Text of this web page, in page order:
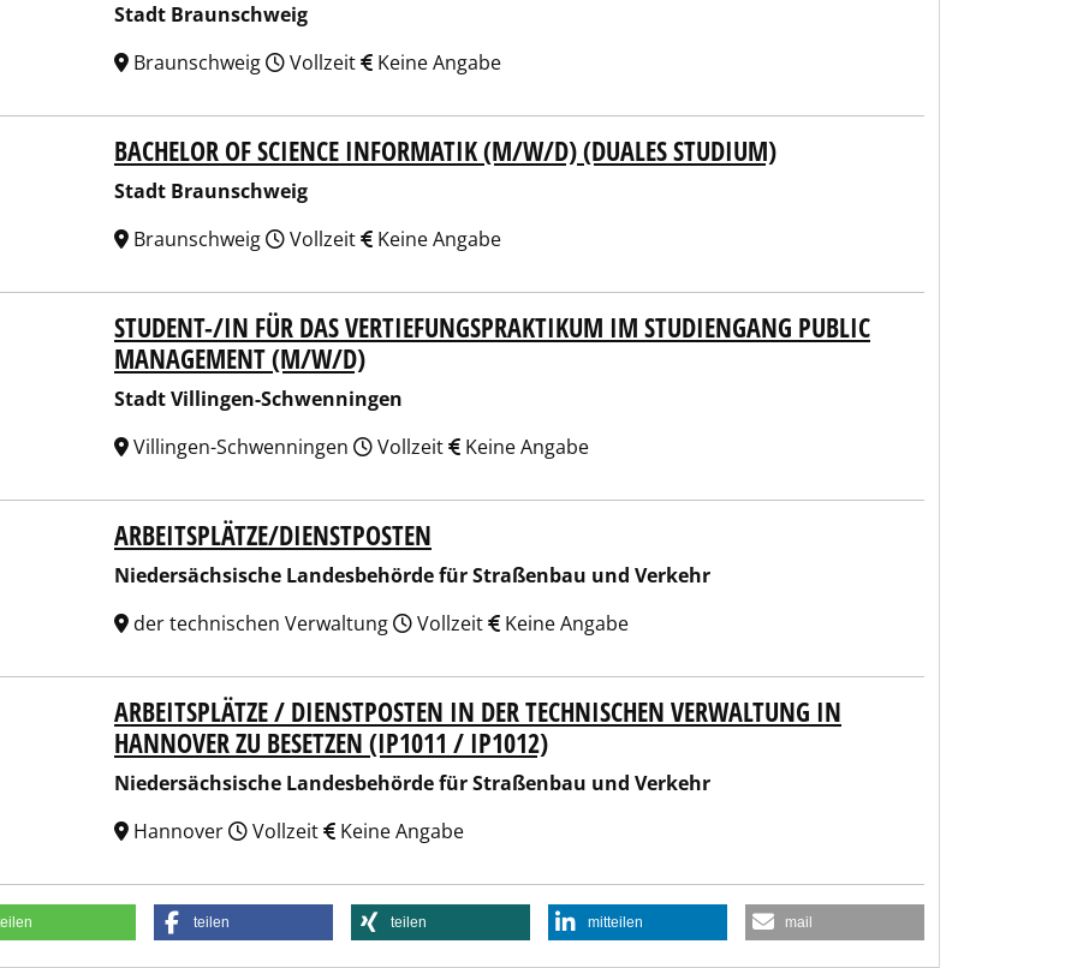
Stadt Braunschweig
Braunschweig
Vollzeit Keine Angabe
BraunschweigBACHELOR OF SCIENCE INFORMATIK (M/W/D) (DUALES STUDIUM)
Stadt Braunschweig
Braunschweig
Vollzeit Keine Angabe
Villingen-Schwenningen
STUDENT-/IN FÜR DAS VERTIEFUNGSPRAKTIKUM IM STUDIENGANG PUBLIC
MANAGEMENT (M/W/D)
Stadt Villingen-Schwenningen
Villingen-Schwenningen
Vollzeit Keine Angabe
Landesbehörde für Straßenbau und Verkehr
ARBEITSPLÄTZE/DIENSTPOSTEN
Niedersächsische Landesbehörde für Straßenbau und Verkehr
der technischen Verwaltung
Vollzeit Keine Angabe
Landesbehörde für Straßenbau und Verkehr
ARBEITSPLÄTZE / DIENSTPOSTEN IN DER TECHNISCHEN VERWALTUNG IN
HANNOVER ZU BESETZEN (IP1011 / IP1012)
Niedersächsische Landesbehörde für Straßenbau und Verkehr
Hannover
Vollzeit Keine Angabe
teilen teilen mitteilen mail